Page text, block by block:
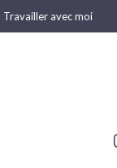
Travailler avec moi